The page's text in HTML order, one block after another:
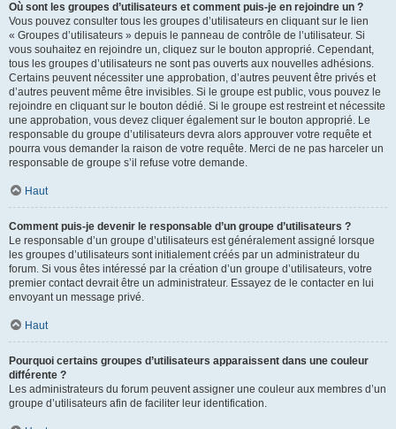
Où sont les groupes d’utilisateurs et comment puis-je en rejoindre un ?
Vous pouvez consulter tous les groupes d’utilisateurs en cliquant sur le lien
« Groupes d’utilisateurs » depuis le panneau de contrôle de l’utilisateur. Si
vous souhaitez en rejoindre un, cliquez sur le bouton approprié. Cependant,
tous les groupes d’utilisateurs ne sont pas ouverts aux nouvelles adhésions.
Certains peuvent nécessiter une approbation, d’autres peuvent être privés et
d’autres peuvent même être invisibles. Si le groupe est public, vous pouvez le
rejoindre en cliquant sur le bouton dédié. Si le groupe est restreint et nécessite
une approbation, vous devez cliquer également sur le bouton approprié. Le
responsable du groupe d’utilisateurs devra alors approuver votre requête et
pourra vous demander la raison de votre requête. Merci de ne pas harceler un
responsable de groupe s’il refuse votre demande.
Haut
Comment puis-je devenir le responsable d’un groupe d’utilisateurs ?
Le responsable d’un groupe d’utilisateurs est généralement assigné lorsque
les groupes d’utilisateurs sont initialement créés par un administrateur du
forum. Si vous êtes intéressé par la création d’un groupe d’utilisateurs, votre
premier contact devrait être un administrateur. Essayez de le contacter en lui
envoyant un message privé.
Haut
Pourquoi certains groupes d’utilisateurs apparaissent dans une couleur
différente ?
Les administrateurs du forum peuvent assigner une couleur aux membres d’un
groupe d’utilisateurs afin de faciliter leur identification.